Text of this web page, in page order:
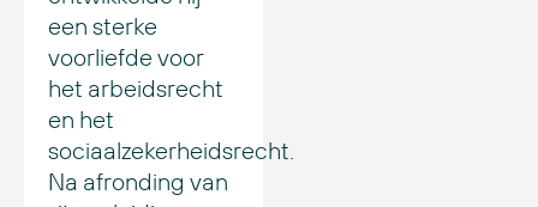
een sterke
voorliefde voor
het arbeidsrecht
en het
sociaalzekerheidsrecht.
Na afronding van